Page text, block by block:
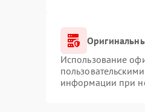
Использование
информации при